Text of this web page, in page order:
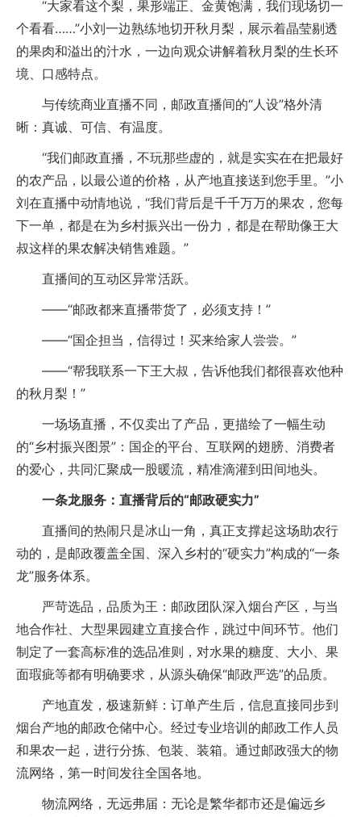
“大家看这个梨，果形端正、金黄饱满，我们现场切一
个看看……”小刘一边熟练地切开秋月梨，展示着晶莹剔透
的果肉和溢出的汁水，一边向观众讲解着秋月梨的生长环
境、口感特点。
与传统商业直播不同，邮政直播间的“人设”格外清
晰：真诚、可信、有温度。
“我们邮政直播，不玩那些虚的，就是实实在在把最好
的农产品，以最公道的价格，从产地直接送到您手里。”小
刘在直播中动情地说，“我们背后是千千万万的果农，您每
下一单，都是在为乡村振兴出一份力，都是在帮助像王大
叔这样的果农解决销售难题。”
直播间的互动区异常活跃。
——“邮政都来直播带货了，必须支持！”
——“国企担当，信得过！买来给家人尝尝。”
——“帮我联系一下王大叔，告诉他我们都很喜欢他种
的秋月梨！”
一场场直播，不仅卖出了产品，更描绘了一幅生动
的“乡村振兴图景”：国企的平台、互联网的翅膀、消费者
的爱心，共同汇聚成一股暖流，精准滴灌到田间地头。
一条龙服务：直播背后的“邮政硬实力”
直播间的热闹只是冰山一角，真正支撑起这场助农行
动的，是邮政覆盖全国、深入乡村的“硬实力”构成的“一条
龙”服务体系。
严苛选品，品质为王：邮政团队深入烟台产区，与当
地合作社、大型果园建立直接合作，跳过中间环节。他们
制定了一套高标准的选品准则，对水果的糖度、大小、果
面瑕疵等都有明确要求，从源头确保“邮政严选”的品质。
产地直发，极速新鲜：订单产生后，信息直接同步到
烟台产地的邮政仓储中心。经过专业培训的邮政工作人员
和果农一起，进行分拣、包装、装箱。通过邮政强大的物
流网络，第一时间发往全国各地。
物流网络，无远弗届：无论是繁华都市还是偏远乡